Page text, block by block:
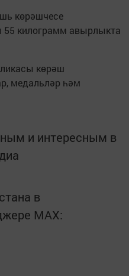
көрәшчесе
килограмм авырлыкта
көрәш
медальләр һәм
и интересным в
в
MАХ: